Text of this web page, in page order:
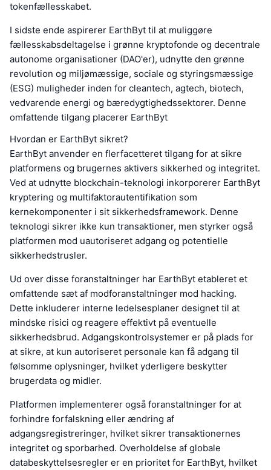
tokenfællesskabet.
I sidste ende aspirerer EarthByt til at muliggøre
fællesskabsdeltagelse i grønne kryptofonde og decentrale
autonome organisationer (DAO'er), udnytte den grønne
revolution og miljømæssige, sociale og styringsmæssige
(ESG) muligheder inden for cleantech, agtech, biotech,
vedvarende energi og bæredygtighedssektorer. Denne
omfattende tilgang placerer EarthByt
Hvordan er EarthByt sikret?
EarthByt anvender en flerfacetteret tilgang for at sikre
platformens og brugernes aktivers sikkerhed og integritet.
Ved at udnytte blockchain-teknologi inkorporerer EarthByt
kryptering og multifaktorautentifikation som
kernekomponenter i sit sikkerhedsframework. Denne
teknologi sikrer ikke kun transaktioner, men styrker også
platformen mod uautoriseret adgang og potentielle
sikkerhedstrusler.
Ud over disse foranstaltninger har EarthByt etableret et
omfattende sæt af modforanstaltninger mod hacking.
Dette inkluderer interne ledelsesplaner designet til at
mindske risici og reagere effektivt på eventuelle
sikkerhedsbrud. Adgangskontrolsystemer er på plads for
at sikre, at kun autoriseret personale kan få adgang til
følsomme oplysninger, hvilket yderligere beskytter
brugerdata og midler.
Platformen implementerer også foranstaltninger for at
forhindre forfalskning eller ændring af
adgangsregistreringer, hvilket sikrer transaktionernes
integritet og sporbarhed. Overholdelse af globale
databeskyttelsesregler er en prioritet for EarthByt, hvilket